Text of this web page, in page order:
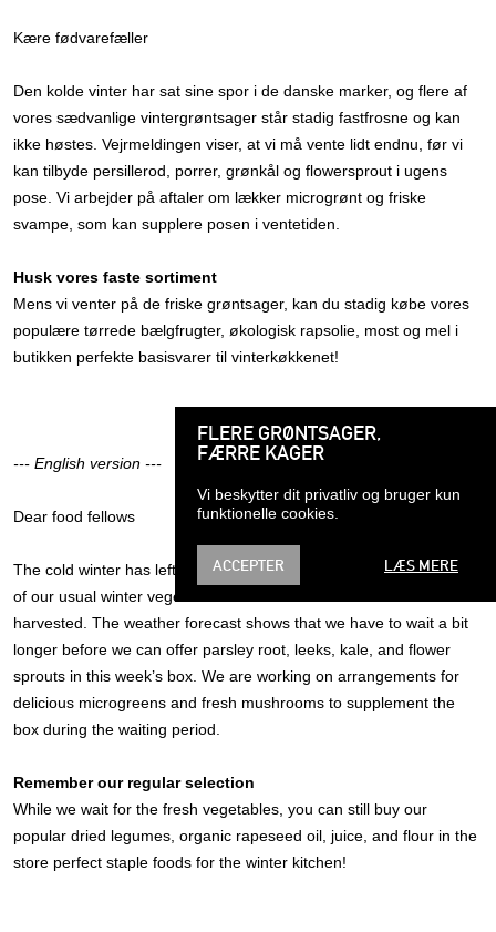
FLERE GRØNTSAGER,
FÆRRE KAGER
Vi beskytter dit privatliv og bruger kun
funktionelle cookies.
ACCEPTER LÆS MERE
Kære fødvarefæller
Den kolde vinter har sat sine spor i de danske marker, og flere af
vores sædvanlige vintergrøntsager står stadig fastfrosne og kan
ikke høstes. Vejrmeldingen viser, at vi må vente lidt endnu, før vi
kan tilbyde persillerod, porrer, grønkål og flowersprout i ugens
pose. Vi arbejder på aftaler om lækker microgrønt og friske
svampe, som kan supplere posen i ventetiden.
Husk vores faste sortiment
Mens vi venter på de friske grøntsager, kan du stadig købe vores
populære tørrede bælgfrugter, økologisk rapsolie, most og mel i
butikken perfekte basisvarer til vinterkøkkenet!
--- English version ---
Dear food fellows
The cold winter has left its mark on the Danish fields, and several
of our usual winter vegetables are still frozen and cannot be
harvested. The weather forecast shows that we have to wait a bit
longer before we can offer parsley root, leeks, kale, and flower
sprouts in this week’s box. We are working on arrangements for
delicious microgreens and fresh mushrooms to supplement the
box during the waiting period.
Remember our regular selection
While we wait for the fresh vegetables, you can still buy our
popular dried legumes, organic rapeseed oil, juice, and flour in the
store perfect staple foods for the winter kitchen!